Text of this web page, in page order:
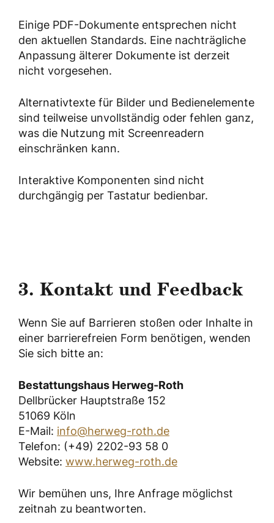
Einige PDF-Dokumente entsprechen nicht
den aktuellen Standards. Eine nachträgliche
Anpassung älterer Dokumente ist derzeit
nicht vorgesehen.
Alternativtexte für Bilder und Bedienelemente
sind teilweise unvollständig oder fehlen ganz,
was die Nutzung mit Screenreadern
einschränken kann.
Interaktive Komponenten sind nicht
durchgängig per Tastatur bedienbar.
3. Kontakt und Feedback
Wenn Sie auf Barrieren stoßen oder Inhalte in
einer barrierefreien Form benötigen, wenden
Sie sich bitte an:
Bestattungshaus Herweg-Roth
Dellbrücker Hauptstraße 152
51069 Köln
E-Mail: info@herweg-roth.de
Telefon: (+49) 2202-93 58 0
Website: www.herweg-roth.de
Wir bemühen uns, Ihre Anfrage möglichst
zeitnah zu beantworten.